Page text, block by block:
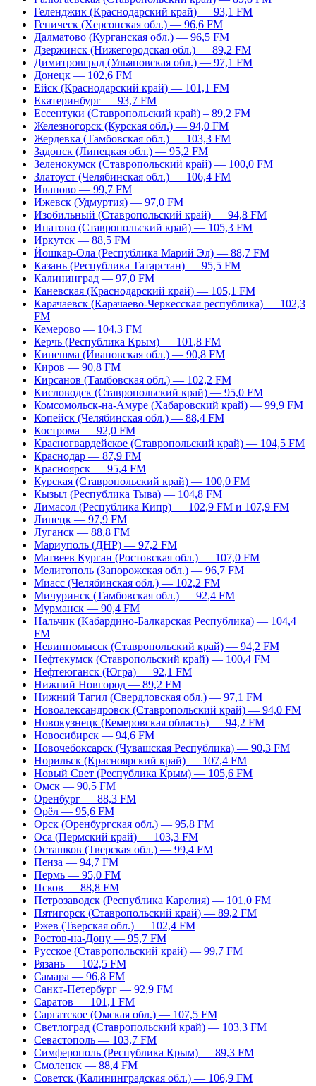
Геленджик (Краснодарский край) — 93,1 FM
Геническ (Херсонская обл.) — 96,6 FM
Далматово (Курганская обл.) — 96,5 FM
Дзержинск (Нижегородская обл.) — 89,2 FM
Димитровград (Ульяновская обл.) — 97,1 FM
Донецк — 102,6 FM
Ейск (Краснодарский край) — 101,1 FM
Екатеринбург — 93,7 FM
Ессентуки (Ставропольский край) – 89,2 FM
Железногорск (Курская обл.) — 94,0 FM
Жердевка (Тамбовская обл.) — 103,3 FM
Задонск (Липецкая обл.) — 95,2 FM
Зеленокумск (Ставропольский край) — 100,0 FM
Златоуст (Челябинская обл.) — 106,4 FM
Иваново — 99,7 FM
Ижевск (Удмуртия) — 97,0 FM
Изобильный (Ставропольский край) — 94,8 FM
Ипатово (Ставропольский край) — 105,3 FM
Иркутск — 88,5 FM
Йошкар-Ола (Республика Марий Эл) — 88,7 FM
Казань (Республика Татарстан) — 95,5 FM
Калининград — 97,0 FM
Каневская (Краснодарский край) — 105,1 FM
Карачаевск (Карачаево-Черкесская республика) — 102,3
FM
Кемерово — 104,3 FM
Керчь (Республика Крым) — 101,8 FM
Кинешма (Ивановская обл.) — 90,8 FM
Киров — 90,8 FM
Кирсанов (Тамбовская обл.) — 102,2 FM
Кисловодск (Ставропольский край) — 95,0 FM
Комсомольск-на-Амуре (Хабаровский край) — 99,9 FM
Копейск (Челябинская обл.) — 88,4 FM
Кострома — 92,0 FM
Красногвардейское (Ставропольский край) — 104,5 FM
Краснодар — 87,9 FM
Красноярск — 95,4 FM
Курская (Ставропольский край) — 100,0 FM
Кызыл (Республика Тыва) — 104,8 FM
Лимасол (Республика Кипр) — 102,9 FM и 107,9 FM
Липецк — 97,9 FM
Луганск — 88,8 FM
Мариуполь (ДНР) — 97,2 FM
Матвеев Курган (Ростовская обл.) — 107,0 FM
Мелитополь (Запорожская обл.) — 96,7 FM
Миасс (Челябинская обл.) — 102,2 FM
Мичуринск (Тамбовская обл.) — 92,4 FM
Мурманск — 90,4 FM
Нальчик (Кабардино-Балкарская Республика) — 104,4
FM
Невинномысск (Ставропольский край) — 94,2 FM
Нефтекумск (Ставропольский край) — 100,4 FM
Нефтеюганск (Югра) — 92,1 FM
Нижний Новгород — 89,2 FM
Нижний Тагил (Свердловская обл.) — 97,1 FM
Новоалександровск (Ставропольский край) — 94,0 FM
Новокузнецк (Кемеровская область) — 94,2 FM
Новосибирск — 94,6 FM
Новочебоксарск (Чувашская Республика) — 90,3 FM
Норильск (Красноярский край) — 107,4 FM
Новый Свет (Республика Крым) — 105,6 FM
Омск — 90,5 FM
Оренбург — 88,3 FM
Орёл — 95,6 FM
Орск (Оренбургская обл.) — 95,8 FM
Оса (Пермский край) — 103,3 FM
Осташков (Тверская обл.) — 99,4 FM
Пенза — 94,7 FM
Пермь — 95,0 FM
Псков — 88,8 FM
Петрозаводск (Республика Карелия) — 101,0 FM
Пятигорск (Ставропольский край) — 89,2 FM
Ржев (Тверская обл.) — 102,4 FM
Ростов-на-Дону — 95,7 FM
Русское (Ставропольский край) — 99,7 FM
Рязань — 102,5 FM
Самара — 96,8 FM
Санкт-Петербург — 92,9 FM
Саратов — 101,1 FM
Саргатское (Омская обл.) — 107,5 FM
Светлоград (Ставропольский край) — 103,3 FM
Севастополь — 103,7 FM
Симферополь (Республика Крым) — 89,3 FM
Смоленск — 88,4 FM
Советск (Калининградская обл.) — 106,9 FM